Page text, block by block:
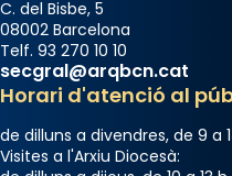
C. del Bisbe, 5
08002 Barcelona
Telf. 93 270 10 10
secgral@arqbcn.cat
Horari d'atenció al
de dilluns a divendres, de 9 a
Visites a l'Arxiu Diocesà: